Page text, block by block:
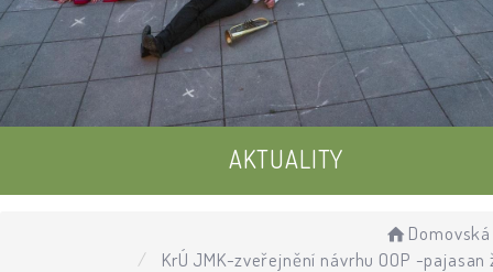
AKTUALITY
KrÚ JMK-zveřejnění návrhu OOP -pajasan